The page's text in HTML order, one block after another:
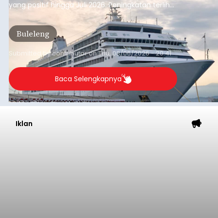
yang positif hingga Juli 2026. Peningkatan terlihat
dari arus kapal yang mencapai 1,48 juta Gross
Tonnage (GT), atau tumbuh 12,4 persen
dibandingkan periode yang sama tahun lalu
yang tercatat sebesar 1,32 juta GT.
Buleleng
Submitted bycontributoronThu, 08/06/2026 - 20:41
Baca Selengkapnya
Iklan